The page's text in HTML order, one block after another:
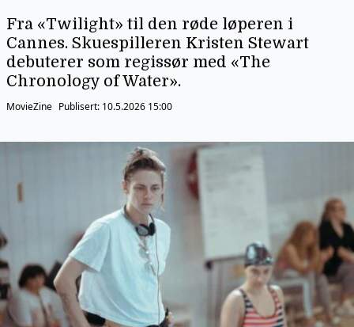
Fra «Twilight» til den røde løperen i
Cannes. Skuespilleren Kristen Stewart
debuterer som regissør med «The
Chronology of Water».
MovieZine Publisert: 10.5.2026 15:00